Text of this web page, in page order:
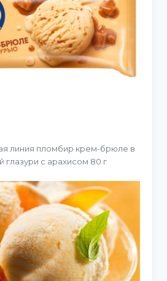
линия пломбир крем-брюле в
глазури с арахисом 80 г